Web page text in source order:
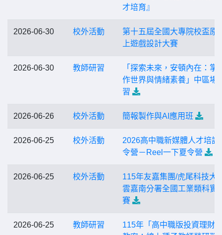
才培育』
2026-06-30 校外活動
第十五屆全國大專院校盃原
上遊戲設計大賽
2026-06-30 教師研習
「探索未來，安頓內在：掌
作世界與情緒素養」中區場
習
2026-06-26 校外活動 簡報製作與AI應用班
2026-06-25 校外活動
2026高中職新媒體人才培訓
令營－Reel一下夏令營
2026-06-25 校外活動
115年友嘉集團/虎尾科技大
雲嘉南分署全國工業類科實
賽
2026-06-25 教師研習
115年「高中職版投資理財